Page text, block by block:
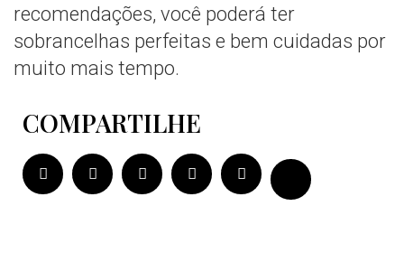
recomendações, você poderá ter
sobrancelhas perfeitas e bem cuidadas por
muito mais tempo.
COMPARTILHE